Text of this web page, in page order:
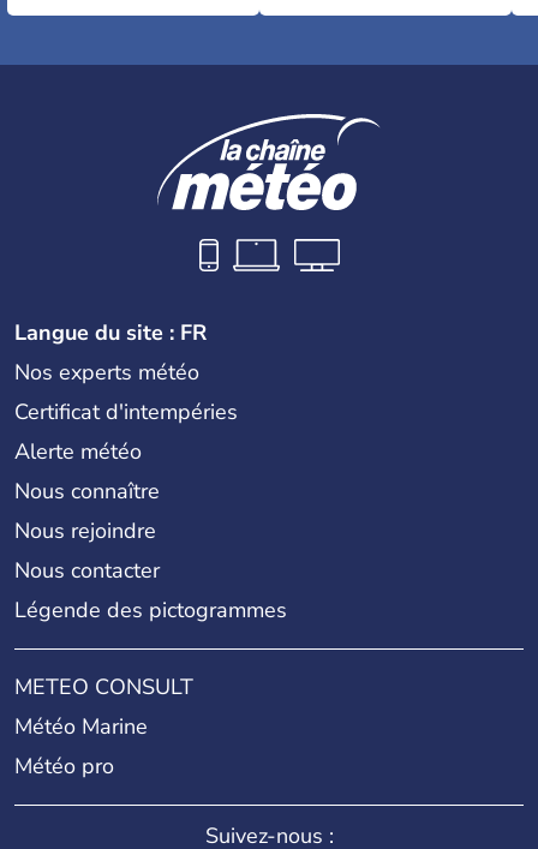
Langue du site : FR
Nos experts météo
Certificat d'intempéries
Alerte météo
Nous connaître
Nous rejoindre
Nous contacter
Légende des pictogrammes
METEO CONSULT
Météo Marine
Météo pro
Suivez-nous :